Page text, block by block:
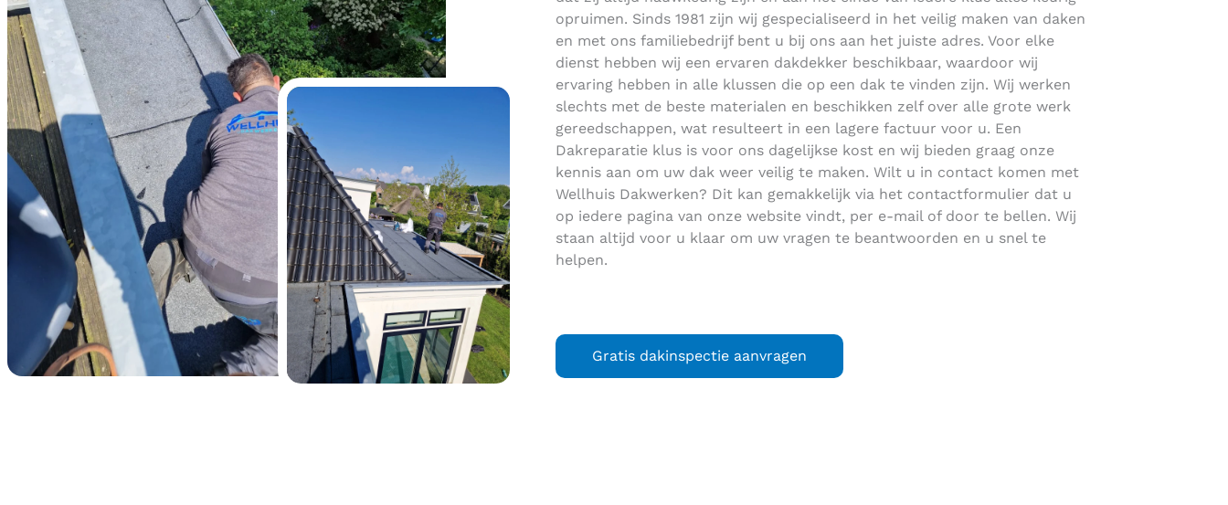
opruimen. Sinds 1981 zijn wij gespecialiseerd in het veilig maken van daken
en met ons familiebedrijf bent u bij ons aan het juiste adres. Voor elke
dienst hebben wij een ervaren dakdekker beschikbaar, waardoor wij
ervaring hebben in alle klussen die op een dak te vinden zijn. Wij werken
slechts met de beste materialen en beschikken zelf over alle grote werk
gereedschappen, wat resulteert in een lagere factuur voor u. Een
Dakreparatie klus is voor ons dagelijkse kost en wij bieden graag onze
kennis aan om uw dak weer veilig te maken. Wilt u in contact komen met
Wellhuis Dakwerken? Dit kan gemakkelijk via het contactformulier dat u
op iedere pagina van onze website vindt, per e-mail of door te bellen. Wij
staan altijd voor u klaar om uw vragen te beantwoorden en u snel te
helpen.
Gratis dakinspectie aanvragen